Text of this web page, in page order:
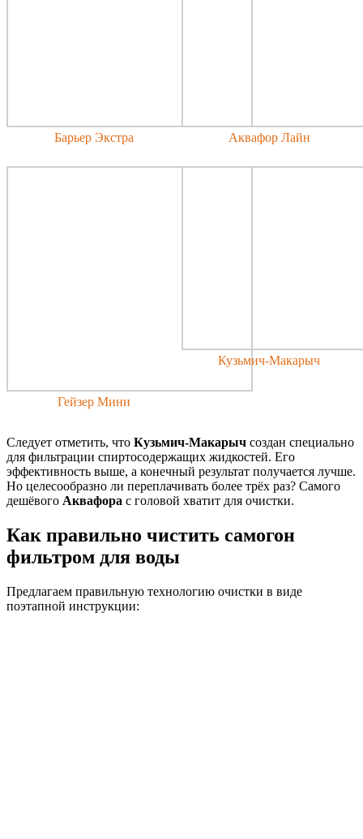
Барьер Экстра Аквафор Лайн
Гейзер Мини
Кузьмич-Макарыч
Следует отметить, что Кузьмич-Макарыч создан специально
для фильтрации спиртосодержащих жидкостей. Его
эффективность выше, а конечный результат получается лучше.
Но целесообразно ли переплачивать более трёх раз? Самого
дешёвого Аквафора с головой хватит для очистки.
Как правильно чистить самогон
фильтром для воды
Предлагаем правильную технологию очистки в виде
поэтапной инструкции: